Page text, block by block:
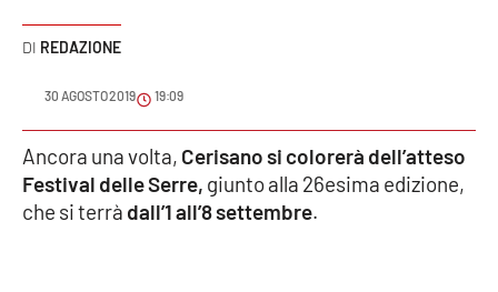
Cultura
Podcast
Meteo
Editoriali
REDAZIONE
30 AGOSTO 2019 19:09
Ancora una volta, Cerisano si colorerà dell’atteso
Festival delle Serre, giunto alla 26esima edizione,
che si terrà dall’1 all’8 settembre.